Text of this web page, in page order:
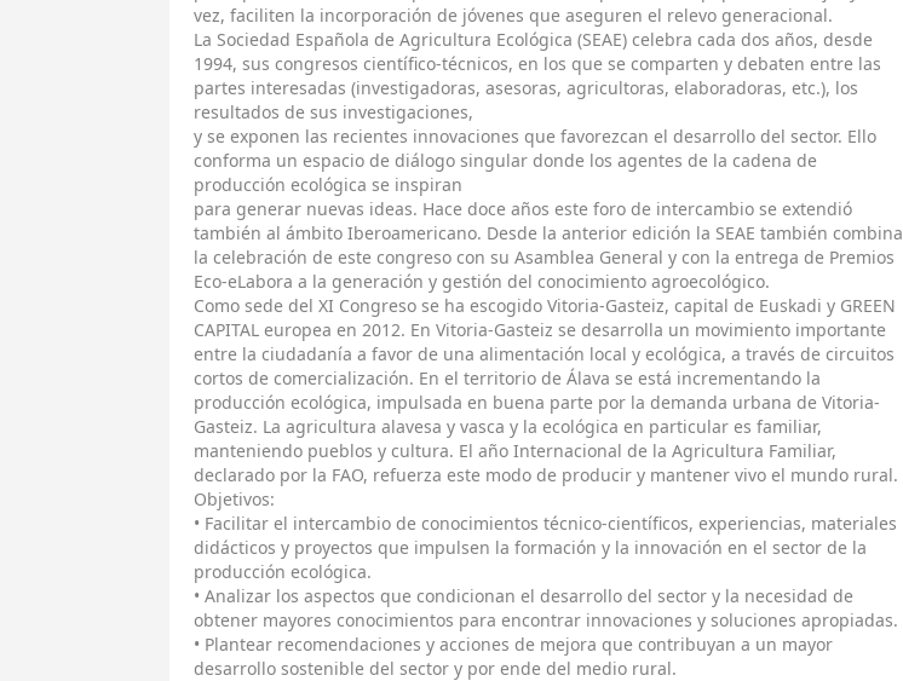
vez, faciliten la incorporación de jóvenes que aseguren el relevo generacional.
La Sociedad Española de Agricultura Ecológica (SEAE) celebra cada dos años, desde
1994, sus congresos científico-técnicos, en los que se comparten y debaten entre las
partes interesadas (investigadoras, asesoras, agricultoras, elaboradoras, etc.), los
resultados de sus investigaciones,
y se exponen las recientes innovaciones que favorezcan el desarrollo del sector. Ello
conforma un espacio de diálogo singular donde los agentes de la cadena de
producción ecológica se inspiran
para generar nuevas ideas. Hace doce años este foro de intercambio se extendió
también al ámbito Iberoamericano. Desde la anterior edición la SEAE también combina
la celebración de este congreso con su Asamblea General y con la entrega de Premios
Eco-eLabora a la generación y gestión del conocimiento agroecológico.
Como sede del XI Congreso se ha escogido Vitoria-Gasteiz, capital de Euskadi y GREEN
CAPITAL europea en 2012. En Vitoria-Gasteiz se desarrolla un movimiento importante
entre la ciudadanía a favor de una alimentación local y ecológica, a través de circuitos
cortos de comercialización. En el territorio de Álava se está incrementando la
producción ecológica, impulsada en buena parte por la demanda urbana de Vitoria-
Gasteiz. La agricultura alavesa y vasca y la ecológica en particular es familiar,
manteniendo pueblos y cultura. El año Internacional de la Agricultura Familiar,
declarado por la FAO, refuerza este modo de producir y mantener vivo el mundo rural.
Objetivos:
• Facilitar el intercambio de conocimientos técnico-científicos, experiencias, materiales
didácticos y proyectos que impulsen la formación y la innovación en el sector de la
producción ecológica.
• Analizar los aspectos que condicionan el desarrollo del sector y la necesidad de
obtener mayores conocimientos para encontrar innovaciones y soluciones apropiadas.
• Plantear recomendaciones y acciones de mejora que contribuyan a un mayor
desarrollo sostenible del sector y por ende del medio rural.